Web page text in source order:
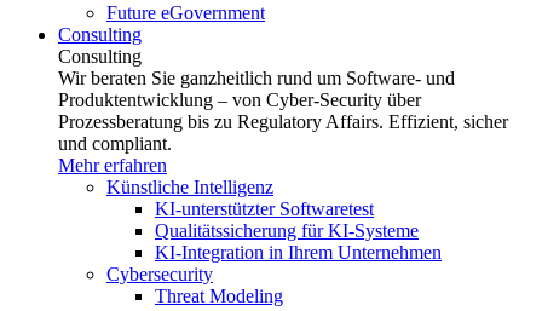
Future eGovernment
Consulting
Consulting
Wir beraten Sie ganzheitlich rund um Software- und
Produktentwicklung – von Cyber-Security über
Prozessberatung bis zu Regulatory Affairs. Effizient, sicher
und compliant.
Mehr erfahren
Künstliche Intelligenz
KI-unterstützter Softwaretest
Qualitätssicherung für KI-Systeme
KI-Integration in Ihrem Unternehmen
Cybersecurity
Threat Modeling